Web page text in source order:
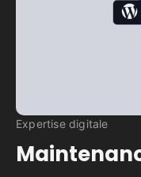
Expertise digitale